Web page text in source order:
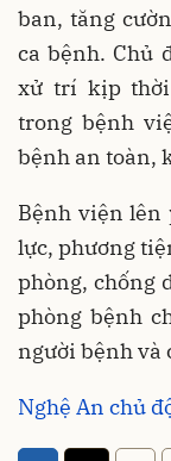
ban, tăng
ca bệnh. Chủ
xử trí kịp thời
trong bệnh
bệnh an toàn,
Bệnh viện lên
lực, phương
phòng, chống
phòng bệnh
người bệnh và
Nghệ An chủ